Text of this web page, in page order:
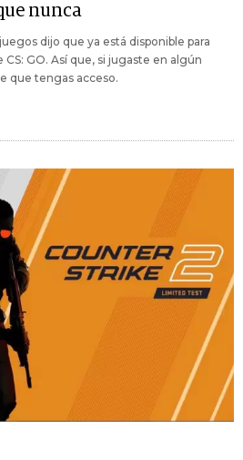
nunca
dijo que ya está disponible para
GO. Así que, si jugaste en algún
que tengas acceso.